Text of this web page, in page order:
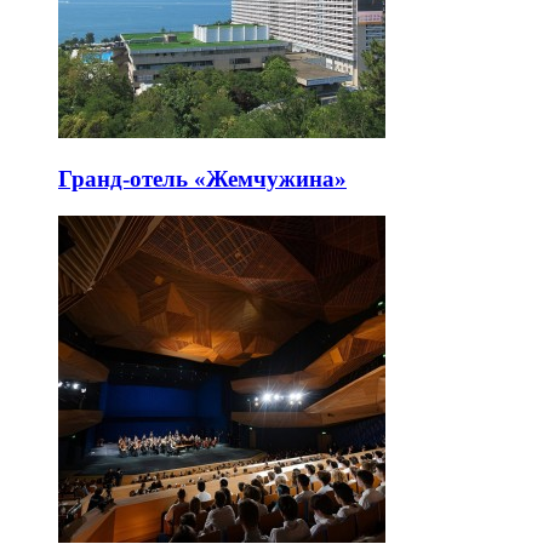
Гранд-отель «Жемчужина»